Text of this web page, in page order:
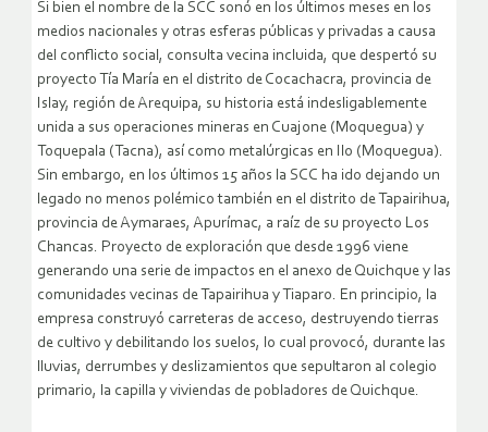
Si bien el nombre de la SCC sonó en los últimos meses en los
medios nacionales y otras esferas públicas y privadas a causa
del conflicto social, consulta vecina incluida, que despertó su
proyecto Tía María en el distrito de Cocachacra, provincia de
Islay, región de Arequipa, su historia está indesligablemente
unida a sus operaciones mineras en Cuajone (Moquegua) y
Toquepala (Tacna), así como metalúrgicas en Ilo (Moquegua).
Sin embargo, en los últimos 15 años la SCC ha ido dejando un
legado no menos polémico también en el distrito de Tapairihua,
provincia de Aymaraes, Apurímac, a raíz de su proyecto Los
Chancas. Proyecto de exploración que desde 1996 viene
generando una serie de impactos en el anexo de Quichque y las
comunidades vecinas de Tapairihua y Tiaparo. En principio, la
empresa construyó carreteras de acceso, destruyendo tierras
de cultivo y debilitando los suelos, lo cual provocó, durante las
lluvias, derrumbes y deslizamientos que sepultaron al colegio
primario, la capilla y viviendas de pobladores de Quichque.